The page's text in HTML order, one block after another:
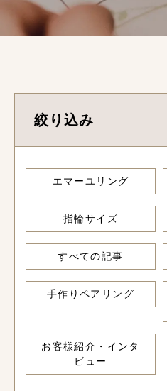
絞り込み
エマーユリング
指輪サイズ
すべての記事
手作りペアリング
お客様紹介・インタ
ビュー